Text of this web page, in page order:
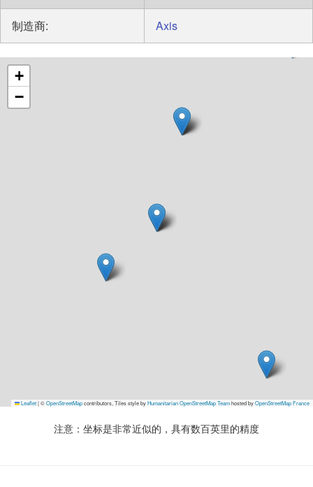
制造商: Axis
+
−
Leaflet|©OpenStreetMapcontributors, Tiles style byHumanitarian OpenStreetMap Teamhosted byOpenStreetMap France
注意：坐标是非常近似的，具有数百英里的精度